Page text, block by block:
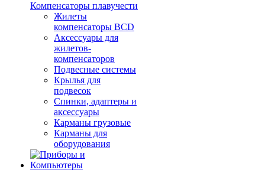
Компенсаторы плавучести
Жилеты
компенсаторы BCD
Аксессуары для
жилетов-
компенсаторов
Подвесные системы
Крылья для
подвесок
Спинки, адаптеры и
аксессуары
Карманы грузовые
Карманы для
оборудования